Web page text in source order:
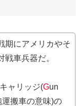
期にアメリカやそ
車兵器だ。
ャリッジ(Gun
搬車の意味)の